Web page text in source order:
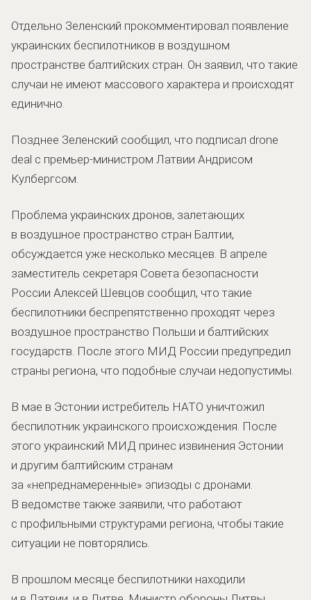
Отдельно Зеленский прокомментировал появление
украинских беспилотников в воздушном
пространстве балтийских стран. Он заявил, что такие
случаи не имеют массового характера и происходят
единично.
Позднее Зеленский сообщил, что подписал drone
deal с премьер-министром Латвии Андрисом
Кулбергсом.
Проблема украинских дронов, залетающих
в воздушное пространство стран Балтии,
обсуждается уже несколько месяцев. В апреле
заместитель секретаря Совета безопасности
России Алексей Шевцов сообщил, что такие
беспилотники беспрепятственно проходят через
воздушное пространство Польши и балтийских
государств. После этого МИД России предупредил
страны региона, что подобные случаи недопустимы.
В мае в Эстонии истребитель НАТО уничтожил
беспилотник украинского происхождения. После
этого украинский МИД принес извинения Эстонии
и другим балтийским странам
за «непреднамеренные» эпизоды с дронами.
В ведомстве также заявили, что работают
с профильными структурами региона, чтобы такие
ситуации не повторялись.
В прошлом месяце беспилотники находили